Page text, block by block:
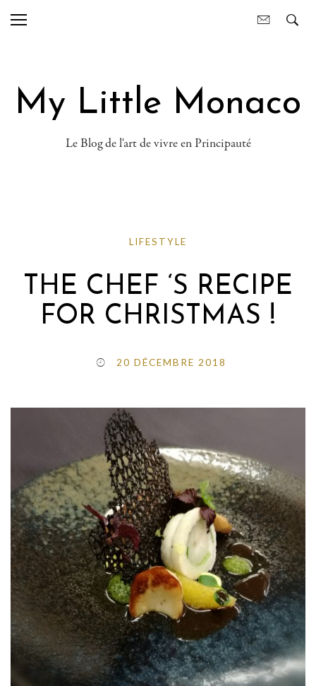
My Little Monaco
Le Blog de l'art de vivre en Principauté
LIFESTYLE
THE CHEF ‘S RECIPE
FOR CHRISTMAS !
20 DÉCEMBRE 2018